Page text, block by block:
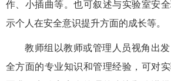
作、小插曲等。也可叙述与实验室安
示个人在安全意识提升方面的成长等。
教师组以教师或管理人员视角出
全方面的专业知识和管理经验，可对